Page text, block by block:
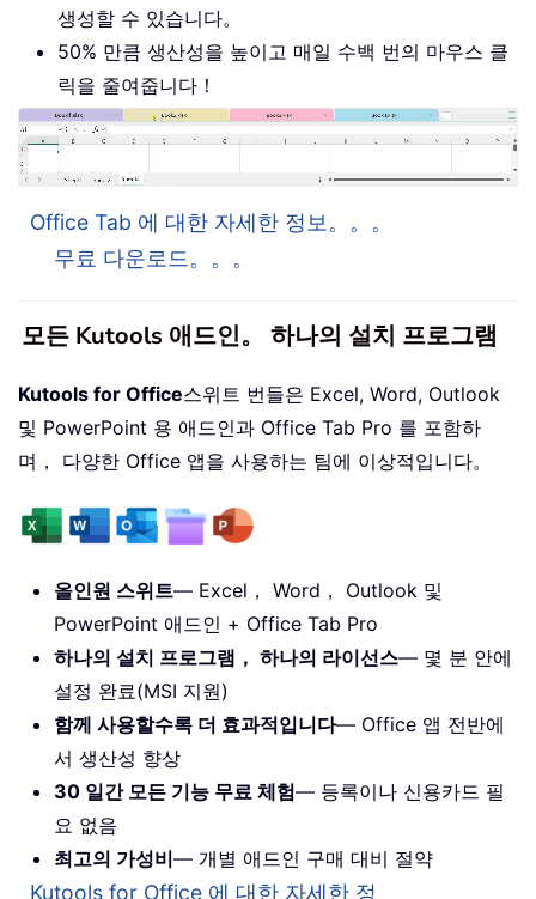
생성할 수 있습니다。
50% 만큼 생산성을 높이고 매일 수백 번의 마우스 클
릭을 줄여줍니다！
Office Tab 에 대한 자세한 정보。。。
무료 다운로드。。。
모든 Kutools 애드인。 하나의 설치 프로그램
Kutools for Office스위트 번들은 Excel, Word, Outlook
및 PowerPoint 용 애드인과 Office Tab Pro 를 포함하
며， 다양한 Office 앱을 사용하는 팀에 이상적입니다。
올인원 스위트— Excel， Word， Outlook 및
PowerPoint 애드인 + Office Tab Pro
하나의 설치 프로그램， 하나의 라이선스— 몇 분 안에
설정 완료(MSI 지원)
함께 사용할수록 더 효과적입니다— Office 앱 전반에
서 생산성 향상
30 일간 모든 기능 무료 체험— 등록이나 신용카드 필
요 없음
최고의 가성비— 개별 애드인 구매 대비 절약
Kutools for Office 에 대한 자세한 정